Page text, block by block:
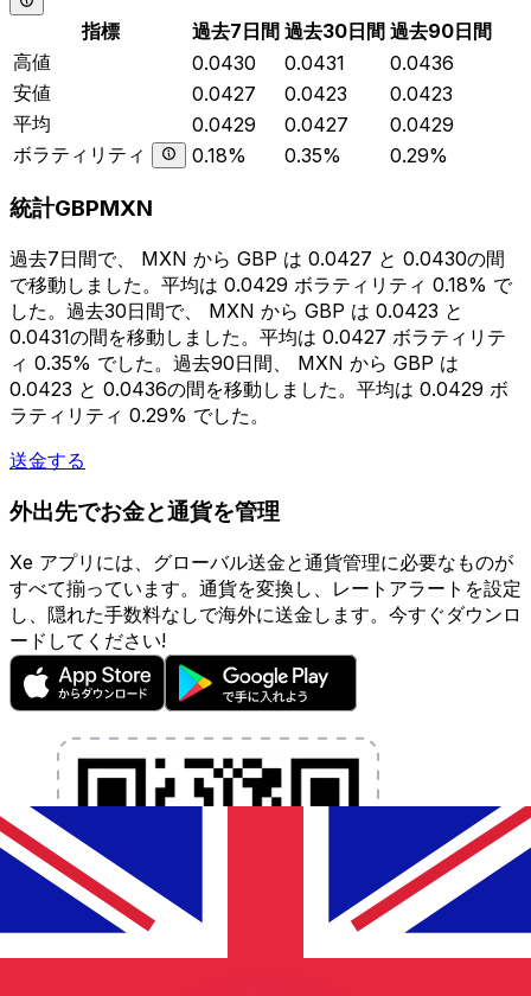
指標 過去7日間 過去30日間 過去90日間
高値
0.0430 0.0431
0.0436
安値
0.0427 0.0423
0.0423
平均
0.0429 0.0427
0.0429
ボラティリティ
0.18% 0.35% 0.29%
統計GBPMXN
過去7日間で、 MXN から GBP は 0.0427 と 0.0430の間
で移動しました。平均は 0.0429 ボラティリティ 0.18% で
した。過去30日間で、 MXN から GBP は 0.0423 と
0.0431の間を移動しました。平均は 0.0427 ボラティリテ
ィ 0.35% でした。過去90日間、 MXN から GBP は
0.0423 と 0.0436の間を移動しました。平均は 0.0429 ボ
ラティリティ 0.29% でした。
送金する
外出先でお金と通貨を管理
Xe アプリには、グローバル送金と通貨管理に必要なものが
すべて揃っています。通貨を変換し、レートアラートを設定
し、隠れた手数料なしで海外に送金します。今すぐダウンロ
ードしてください!